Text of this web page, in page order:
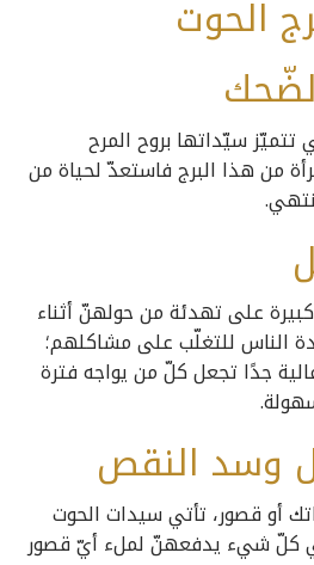
الحوت
تتميّز سيّداتها بروح المرح
من هذا البرج فاستعدّ لحياة من
على تهدئة من حولهنّ أثناء
الناس للتغلّب على مشاكلهم؛
جدًا تجعل كلّ من يواجه فترة
وسد النقص
أو قصور، تأتي سيدات الحوت
كلّ شيء يدفعهنّ لملء أيّ قصور